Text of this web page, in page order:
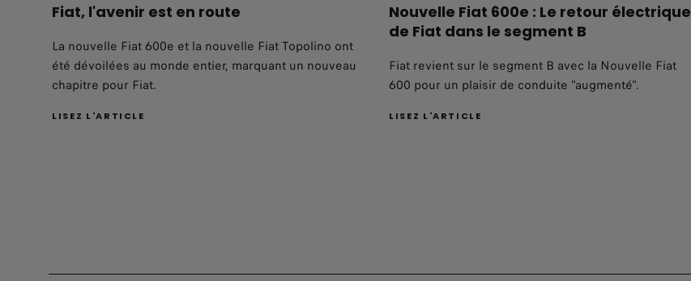
Fiat, l'avenir est en route
La nouvelle Fiat 600e et la nouvelle Fiat Topolino ont
été dévoilées au monde entier, marquant un nouveau
chapitre pour Fiat.
LISEZ L'ARTICLE
Nouvelle Fiat 600e : Le retour électrique
de Fiat dans le segment B
Fiat revient sur le segment B avec la Nouvelle Fiat
600 pour un plaisir de conduite "augmenté".
LISEZ L'ARTICLE